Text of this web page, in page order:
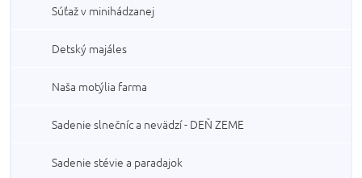
Súťaž v minihádzanej
Detský majáles
Naša motýlia farma
Sadenie slnečníc a nevädzí - DEŇ ZEME
Sadenie stévie a paradajok